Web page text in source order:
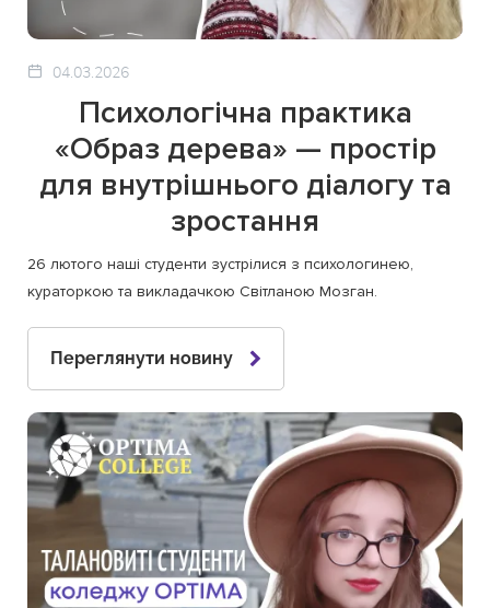
04.03.2026
Психологічна практика
«Образ дерева» — простір
для внутрішнього діалогу та
зростання
26 лютого наші студенти зустрілися з психологинею,
кураторкою та викладачкою Світланою Мозган.
Переглянути новину